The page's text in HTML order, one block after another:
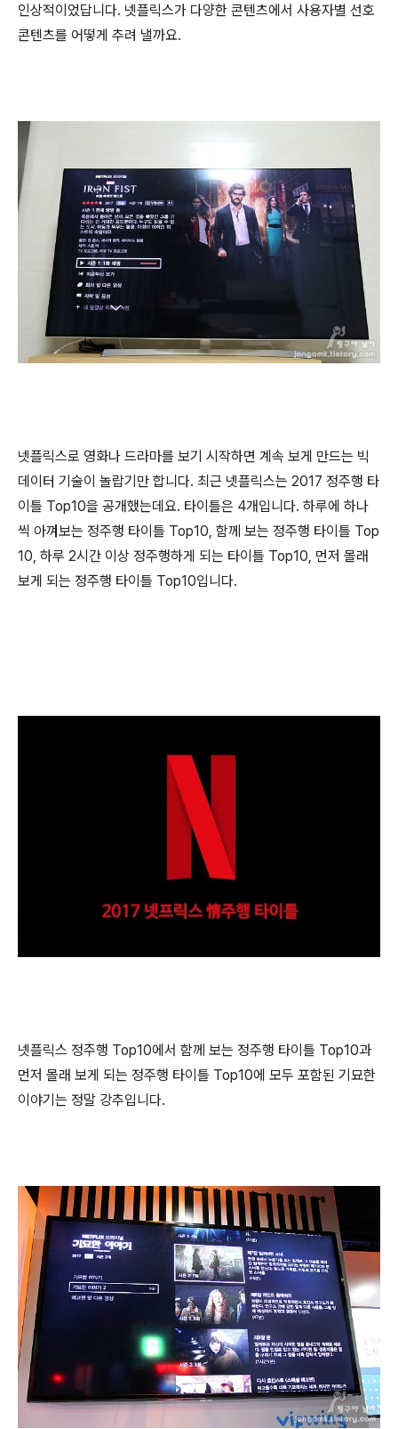
인상적이었답니다. 넷플릭스가 다양한 콘텐츠에서 사용자별 선호
콘텐츠를 어떻게 추려 낼까요.
넷플릭스로 영화나 드라마를 보기 시작하면 계속 보게 만드는 빅
데이터 기술이 놀랍기만 합니다. 최근 넷플릭스는 2017 정주행 타
이틀 Top10을 공개했는데요. 타이틀은 4개입니다. 하루에 하나
씩 아껴보는 정주행 타이틀 Top10, 함께 보는 정주행 타이틀 Top
10, 하루 2시간 이상 정주행하게 되는 타이틀 Top10, 먼저 몰래
보게 되는 정주행 타이틀 Top10입니다.
넷플릭스 정주행 Top10에서 함께 보는 정주행 타이틀 Top10과
먼저 몰래 보게 되는 정주행 타이틀 Top10에 모두 포함된 기묘한
이야기는 정말 강추입니다.